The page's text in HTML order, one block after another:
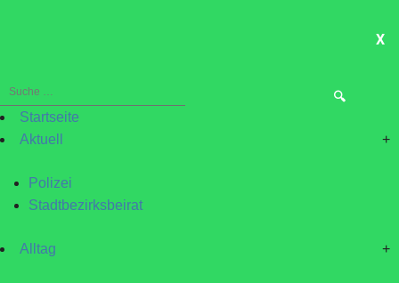
X
Suche
nach:Startseite
Aktuell
+
Polizei
Stadtbezirksbeirat
Alltag +